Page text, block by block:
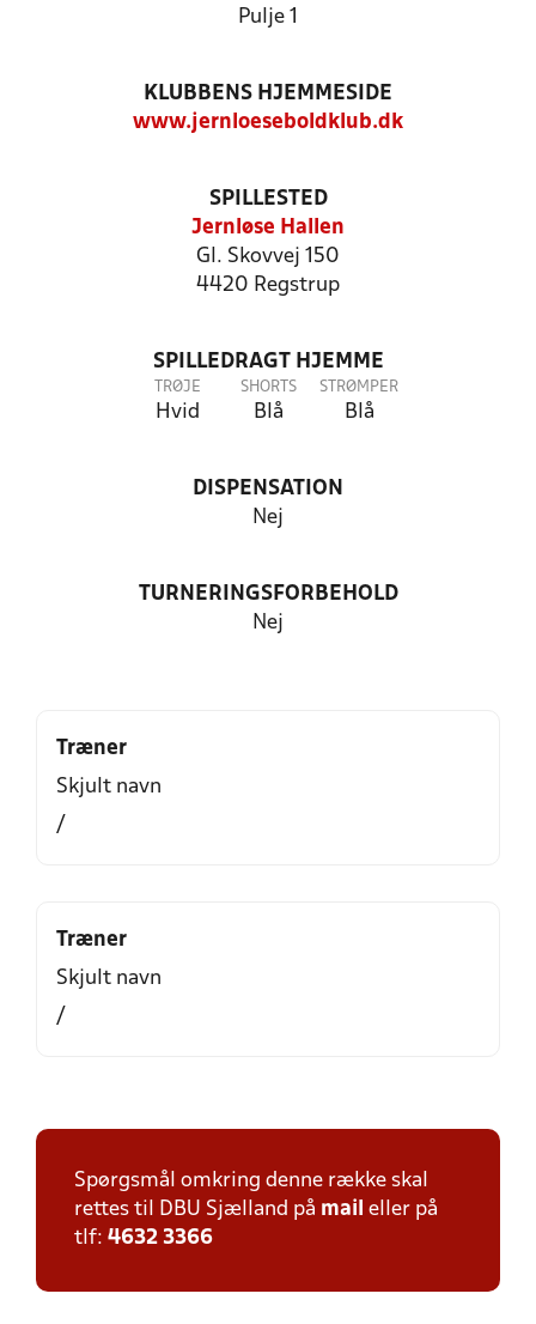
Pulje 1
KLUBBENS HJEMMESIDE
www.jernloeseboldklub.dk
SPILLESTED
Jernløse Hallen
Gl. Skovvej 150
4420 Regstrup
SPILLEDRAGT HJEMME
TRØJE
Hvid
SHORTS
Blå
STRØMPER
Blå
DISPENSATION
Nej
TURNERINGSFORBEHOLD
Nej
Træner
Skjult navn
/
Træner
Skjult navn
/
Spørgsmål omkring denne række skal
rettes til DBU Sjælland på mail eller på
tlf: 4632 3366